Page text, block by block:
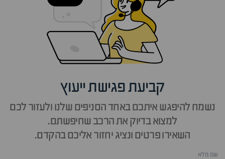
קביעת פגישת ייעוץ
נשמח להיפגש איתכם באחד הסניפים שלנו ולעזור לכם
למצוא בדיוק את הרכב שחיפשתם.
השאירו פרטים ונציג יחזור אליכם בהקדם.